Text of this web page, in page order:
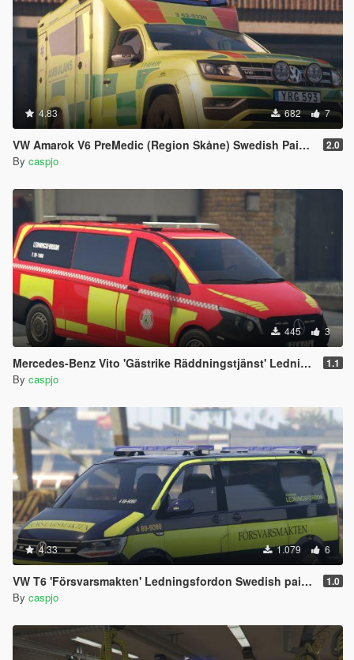
4.83 682 7
VW Amarok V6 PreMedic (Region Skåne) Swedish Paintjob 2.0
By caspjo
445 3
Mercedes-Benz Vito 'Gästrike Räddningstjänst' Ledningsfordon Swedish paintjob 1.1
By caspjo
4.33 1.079 6
VW T6 'Försvarsmakten' Ledningsfordon Swedish paintjob 1.0
By caspjo